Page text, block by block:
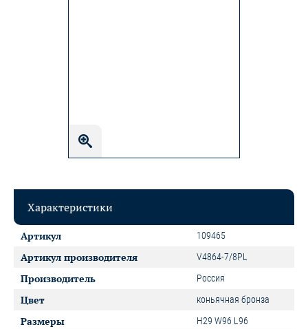
Характеристики
Артикул 109465
Артикул производителя V4864-7/8PL
Производитель Россия
Цвет коньячная бронза
Размеры H29 W96 L96